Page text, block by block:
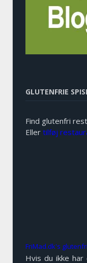
GLUTENFRIE
Find glutenfri
Eller tilføj
FriMad.dk's
Hvis du ikke